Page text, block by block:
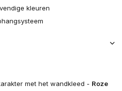
kleuren
met het wandkleed - Roze